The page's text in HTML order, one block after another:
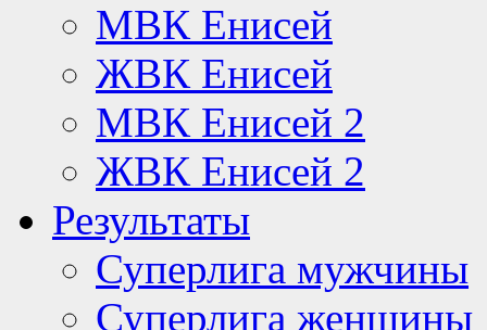
МВК Енисей
ЖВК Енисей
МВК Енисей 2
ЖВК Енисей 2
Результаты
Суперлига мужчины
Суперлига женщины